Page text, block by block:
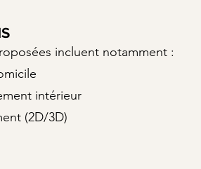
incluent notamment :
intérieur
(2D/3D)